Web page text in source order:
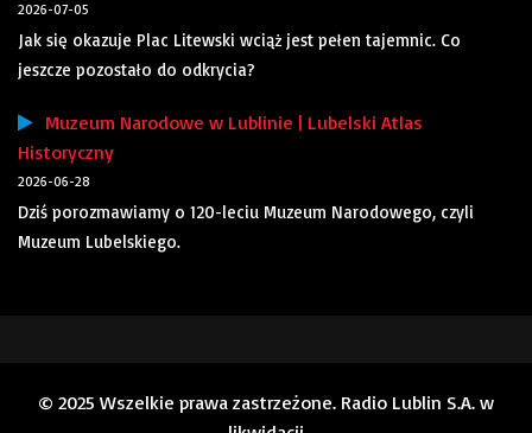
2026-07-05
Jak się okazuje Plac Litewski wciąż jest pełen tajemnic. Co
jeszcze pozostało do odkrycia?
Muzeum Narodowe w Lublinie | Lubelski Atlas
Historyczny
2026-06-28
Dziś porozmawiamy o 120-leciu Muzeum Narodowego, czyli
Muzeum Lubelskiego.
© 2025 Wszelkie prawa zastrzeżone. Radio Lublin S.A. w